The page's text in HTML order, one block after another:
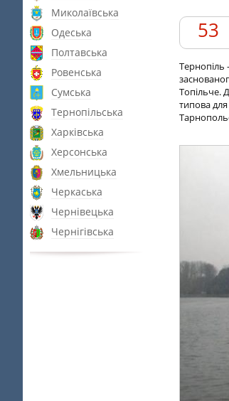
Миколаївська
Одеська
Полтавська
Ровенська
Сумська
Тернопільська
Харківська
Херсонська
Хмельницька
Черкаська
Чернівецька
Чернігівська
53
Тернопіль
Топільче.
типова